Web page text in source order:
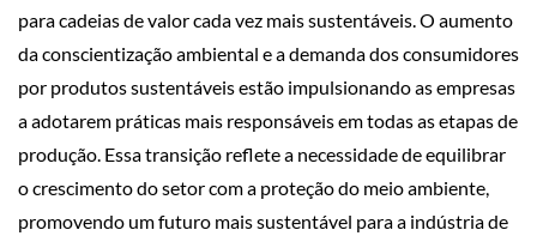
para cadeias de valor cada vez mais sustentáveis. O aumento
da conscientização ambiental e a demanda dos consumidores
por produtos sustentáveis estão impulsionando as empresas
a adotarem práticas mais responsáveis em todas as etapas de
produção. Essa transição reflete a necessidade de equilibrar
o crescimento do setor com a proteção do meio ambiente,
promovendo um futuro mais sustentável para a indústria de